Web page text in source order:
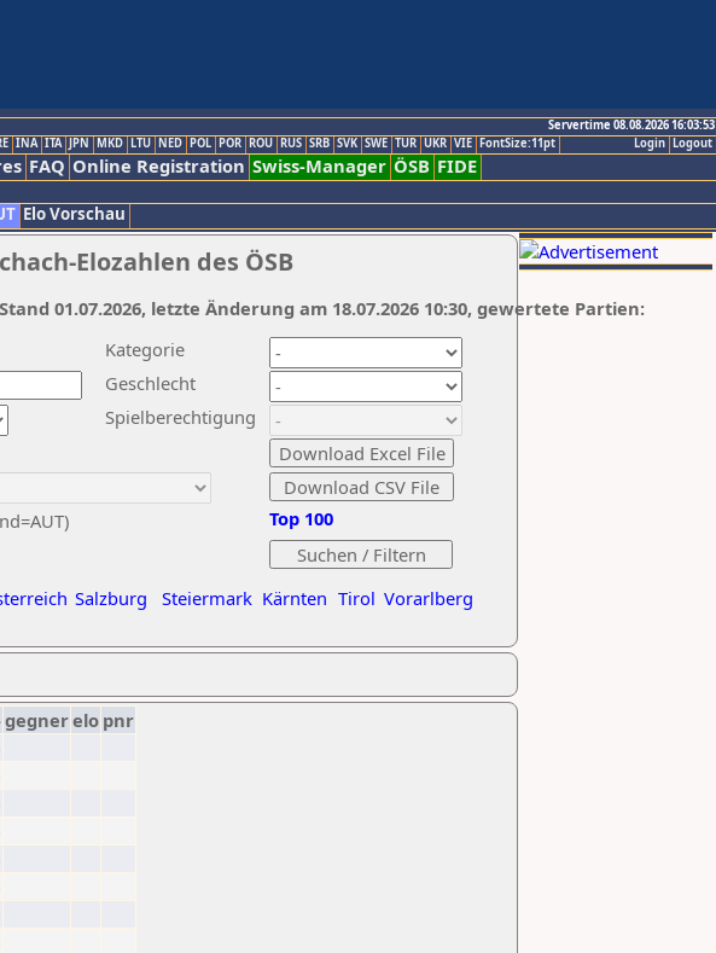
Servertime 08.08.2026 16:03:53
Logout
Login
INA ITA JPN MKD LTU NED POL POR ROU RUS SRB SVK SWE TUR UKR VIE FontSize:11pt
FAQ Online Registration Swiss-Manager ÖSB FIDE
Elo Vorschau
Elozahlen des ÖSB
Kategorie
Geschlecht
Spielberechtigung
Salzburg Steiermark Kärnten Tirol Vorarlberg
Top 100
01.07.2026, letzte Änderung am 18.07.2026 10:30, gewertete Partien:
gegnerelo pnr